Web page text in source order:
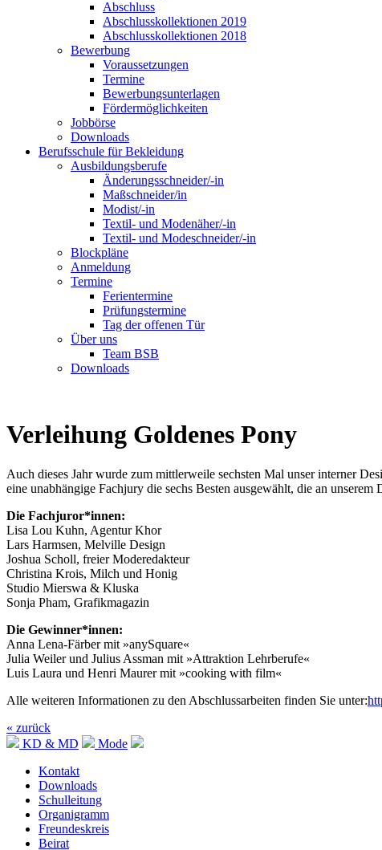
Abschluss
Abschlusskollektionen 2019
Abschlusskollektionen 2018
Bewerbung
Voraussetzungen
Termine
Bewerbungsunterlagen
Fördermöglichkeiten
Jobbörse
Downloads
Berufsschule für Bekleidung
Ausbildungsberufe
Änderungsschneider/-in
Maßschneider/in
Modist/-in
Textil- und Modenäher/-in
Textil- und Modeschneider/-in
Blockpläne
Anmeldung
Termine
Ferientermine
Prüfungstermine
Tag der offenen Tür
Über uns
Team BSB
Downloads
Verleihung Goldenes Pony
Auch dieses Jahr wurde zum mittlerweile sechsten Mal unser interner
eine unabhängige Fachjury die sechs Besten ausgewählt, die an
Die Fachjuror*innen:
Lisa Lou Kuhn, Agentur Khor
Lars Harmsen, Melville Design
Joshua Scholl, freier Moderedakteur
Christina Krois, Milch und Honig
Studio Mierswa & Kluska
Sonja Pham, Grafikmagazin
Die Gewinner*innen:
Anna Lena-Färber mit »anySquare«
Julia Weiler und Julius Assman mit »Attraktion Lehrberufe«
Luis Laura und Henri Maurer mit »cooking with film«
Alle weiteren Informationen zu den Abschlussarbeiten finden Sie unter:
« zurück
KD & MD
Mode
Kontakt
Downloads
Schulleitung
Organigramm
Freundeskreis
Beirat